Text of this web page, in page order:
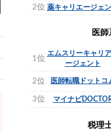
2位 薬キャリエージェ
医師
1位
エムスリーキャリ
ージェント
2位 医師転職ドットコ
3位 マイナビ
税理